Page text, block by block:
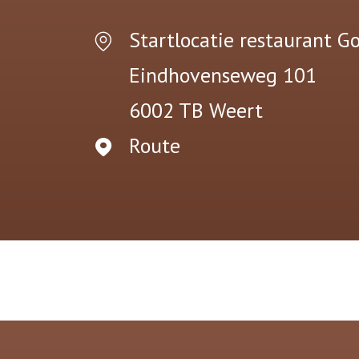
Startlocatie restaurant
Eindhovenseweg 101
6002 TB Weert
Route